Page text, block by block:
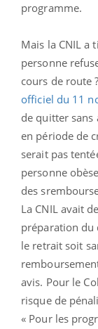
programme.
Mais la CNIL a
personne
cours de route
officiel du 11
de quitter
en période de
serait pas
personne
des
La CNIL avait
préparation du
le retrait soit
avis. Pour le
risque de
« Pour les